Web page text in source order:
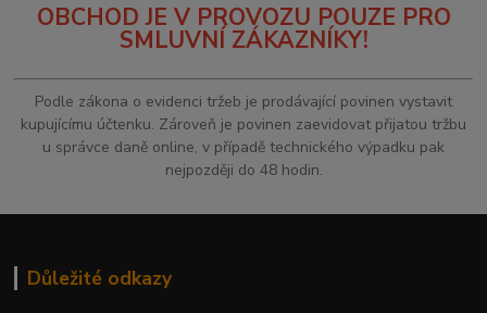
OBCHOD JE V PROVOZU POUZE PRO
SMLUVNÍ ZÁKAZNÍKY!
Podle zákona o evidenci tržeb je prodávající povinen vystavit
kupujícímu účtenku. Zároveň je povinen zaevidovat přijatou tržbu
u správce daně online, v případě technického výpadku pak
nejpozději do 48 hodin.
Důležité odkazy